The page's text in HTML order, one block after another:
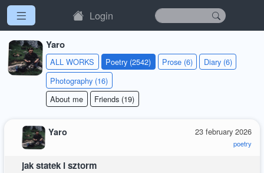
Login
Yaro
ALL WORKS Poetry (2542) Prose (6)
Diary (6)
Photography (16)
About me
Friends (19)
23 february 2026
poetry
Yaro
jak statek i sztorm